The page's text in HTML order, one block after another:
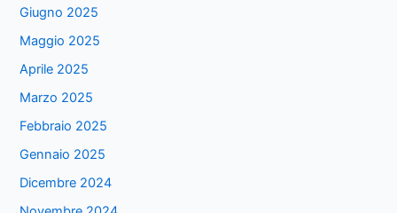
Giugno 2025
Maggio 2025
Aprile 2025
Marzo 2025
Febbraio 2025
Gennaio 2025
Dicembre 2024